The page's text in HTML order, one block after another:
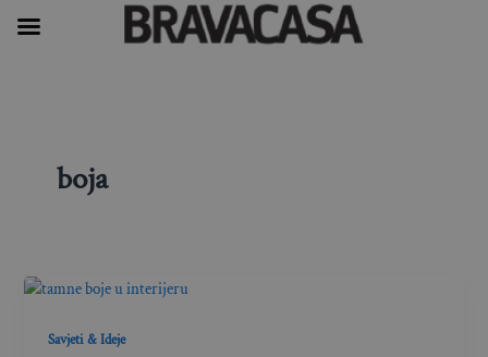
boja
Savjeti & Ideje